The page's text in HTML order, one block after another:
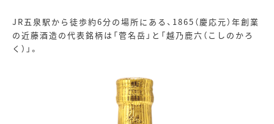
JR五泉駅から徒歩約6分の場所にある、 1865 （慶応元）年創業
の近藤酒造の代表銘柄は「菅名岳」と「越乃鹿六（こしのかろ
く）」。